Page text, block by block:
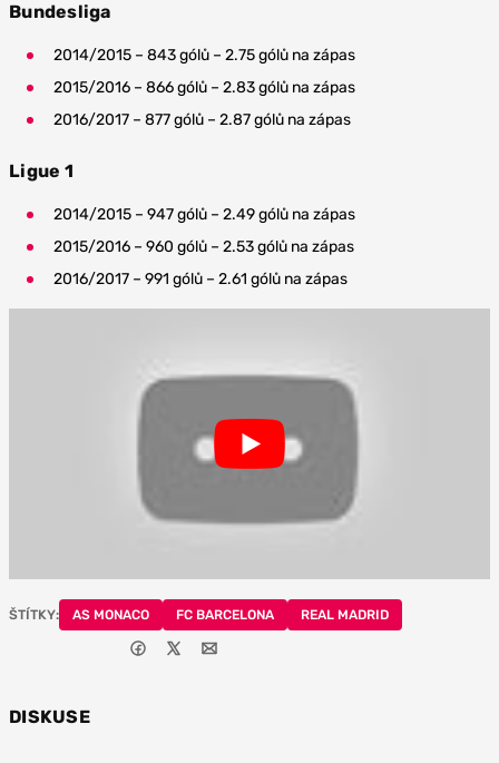
Bundesliga
2014/2015 – 843 gólů – 2.75 gólů na zápas
2015/2016 – 866 gólů – 2.83 gólů na zápas
2016/2017 – 877 gólů – 2.87 gólů na zápas
Ligue 1
2014/2015 – 947 gólů – 2.49 gólů na zápas
2015/2016 – 960 gólů – 2.53 gólů na zápas
2016/2017 – 991 gólů – 2.61 gólů na zápas
ŠTÍTKY: AS MONACO FC BARCELONA REAL MADRID
DISKUSE